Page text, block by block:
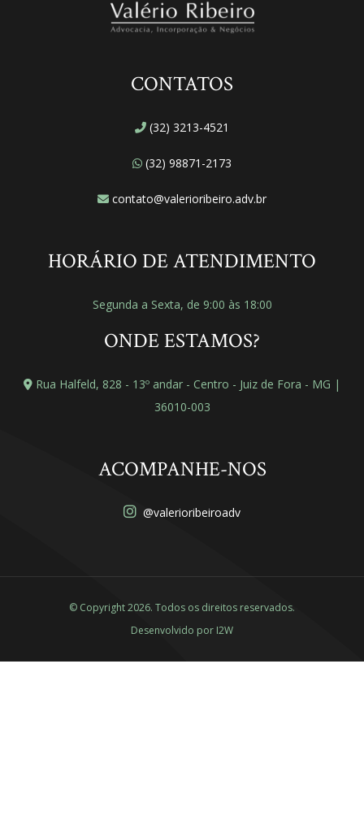
CONTATOS
(32) 3213-4521
(32) 98871-2173
contato@valerioribeiro.adv.br
HORÁRIO DE ATENDIMENTO
Segunda a Sexta, de 9:00 às 18:00
ONDE ESTAMOS?
Rua Halfeld, 828 - 13º andar - Centro - Juiz de Fora - MG |
36010-003
ACOMPANHE-NOS
@valerioribeiroadv
© Copyright 2026. Todos os direitos reservados.
Desenvolvido por I2W